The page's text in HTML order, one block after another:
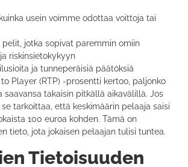
usein voimme odottaa voittoja tai
pelit, jotka sopivat paremmin omiin
riskinsietokykyyn
ja tunneperäisiä päätöksiä
to Player (RTP) -prosentti kertoo, paljonko
saavansa takaisin pitkällä aikavälillä. Jos
se tarkoittaa, että keskimäärin pelaaja saisi
100 euroa kohden. Tämä on
tieto, jota jokaisen pelaajan tulisi tuntea.
Tietoisuuden